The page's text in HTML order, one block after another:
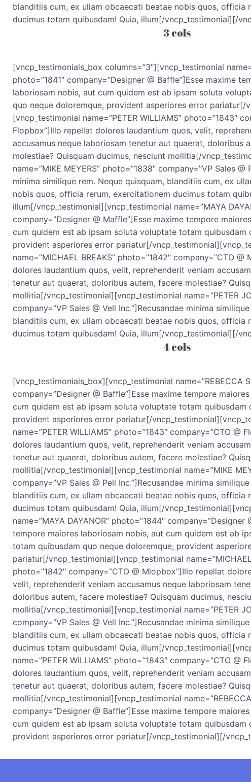
blanditiis cum, ex ullam obcaecati beatae nobis quos, officia
ducimus totam quibusdam! Quia, illum[/vncp_testimonial][/
3 cols
[vncp_testimonials_box columns=”3″][vncp_testimonial
photo=”1841″ company=”Designer @ Baffle”]Esse maxime
laboriosam nobis, aut cum quidem est ab ipsam soluta
quo neque doloremque, provident asperiores error pariatur[/
[vncp_testimonial name=”PETER WILLIAMS” photo=”1843″
Flopbox”]Illo repellat dolores laudantium quos, velit,
accusamus neque laboriosam tenetur aut quaerat, doloribus
molestiae? Quisquam ducimus, nesciunt mollitia[/
name=”MIKE MEYERS” photo=”1838″ company=”VP Sales @
minima similique rem. Neque quisquam, blanditiis cum, ex
nobis quos, officia rerum, exercitationem ducimus totam
illum[/vncp_testimonial][vncp_testimonial name=”MAYA
company=”Designer @ Maffle”]Esse maxime tempore
cum quidem est ab ipsam soluta voluptate totam quibusdam
provident asperiores error pariatur[/
name=”MICHAEL BREAKS” photo=”1842″ company=”CTO
dolores laudantium quos, velit, reprehenderit veniam
tenetur aut quaerat, doloribus autem, facere molestiae?
mollitia[/vncp_testimonial][vncp_testimonial name=”PETER
company=”VP Sales @ Vell Inc.”]Recusandae minima
blanditiis cum, ex ullam obcaecati beatae nobis quos, officia
ducimus totam quibusdam! Quia, illum[/vncp_testimonial][/
4 cols
[vncp_testimonials_box][vncp_testimonial name=”REBECCA
company=”Designer @ Baffle”]Esse maxime tempore
cum quidem est ab ipsam soluta voluptate totam quibusdam
provident asperiores error pariatur[/
name=”PETER WILLIAMS” photo=”1843″ company=”CTO @
dolores laudantium quos, velit, reprehenderit veniam
tenetur aut quaerat, doloribus autem, facere molestiae?
mollitia[/vncp_testimonial][vncp_testimonial name=”MIKE
company=”VP Sales @ Pell Inc.”]Recusandae minima
blanditiis cum, ex ullam obcaecati beatae nobis quos, officia
ducimus totam quibusdam! Quia, illum[/
name=”MAYA DAYANOR” photo=”1844″ company=”Designer
tempore maiores laboriosam nobis, aut cum quidem est ab
totam quibusdam quo neque doloremque, provident
pariatur[/vncp_testimonial][vncp_testimonial name=”MICHAEL
photo=”1842″ company=”CTO @ Mlopbox”]Illo repellat
velit, reprehenderit veniam accusamus neque laboriosam
doloribus autem, facere molestiae? Quisquam ducimus,
mollitia[/vncp_testimonial][vncp_testimonial name=”PETER
company=”VP Sales @ Vell Inc.”]Recusandae minima
blanditiis cum, ex ullam obcaecati beatae nobis quos, officia
ducimus totam quibusdam! Quia, illum[/
name=”PETER WILLIAMS” photo=”1843″ company=”CTO @
dolores laudantium quos, velit, reprehenderit veniam
tenetur aut quaerat, doloribus autem, facere molestiae?
mollitia[/vncp_testimonial][vncp_testimonial
company=”Designer @ Baffle”]Esse maxime tempore
cum quidem est ab ipsam soluta voluptate totam quibusdam
provident asperiores error pariatur[/vncp_testimonial][/